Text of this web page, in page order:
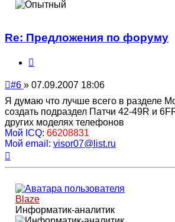
Re: Предложения по форуму
Непрочитанное
#6 » 07.09.2007 18:06
Я думаю что лучше всего в разделе
создать подраздел Патчи 42-49R и
других моделях телефонов
Мой ICQ: 66208831
Мой email: visor07@list.ru
Blaze
Информатик-аналитик